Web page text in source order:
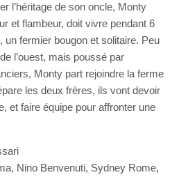
l’héritage de son oncle, Monty
et flambeur, doit vivre pendant 6
un fermier bougon et solitaire. Peu
l’ouest, mais poussé par
Monty part rejoindre la ferme
les deux frères, ils vont devoir
et faire équipe pour affronter une
Nino Benvenuti, Sydney Rome,